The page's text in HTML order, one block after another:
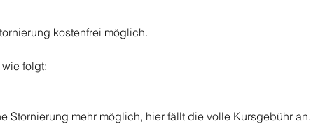
kostenfrei möglich.
folgt:
Stornierung mehr möglich, hier fällt die volle Kursgebühr an.